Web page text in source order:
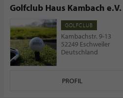
Golfclub Haus Kambach e.V.
GOLFCLUB
Kambachstr. 9-13
52249 Eschweiler
Deutschland
PROFIL